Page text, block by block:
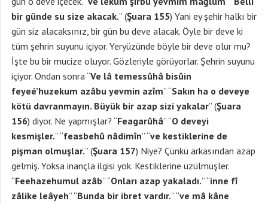
bir günde su size akacak.” (Şuara 155) Yani ey şehir halkı bir
gün siz alacaksınız, bir gün bu deve alacak. Öyle bir deve ki
tüm şehrin suyunu içiyor. Yeryüzünde böyle bir deve olur mu?
İşte bu bir mucize oluyor. Gözleriyle görüyorlar. Şehrin suyunu
içiyor. Ondan sonra “Ve lâ temessûhâ bisûin
feyeé’huzekum azâbu yevmin azîm” “Sakın ha o deveye
kötü davranmayın. Büyük bir azap sizi yakalar” (Şuara
156) diyor. Ne yapmışlar? “Feagarûhâ” “O deveyi
kesmişler.” “feasbehû nâdimîn” “ve kestiklerine de
pişman olmuşlar.” (Şuara 157) Niye? Çünkü arkasından azap
gelmiş. Yoksa inançla ilgisi yok. Kestiklerine üzülmüşler.
“Feehazehumul azâb” “Onları azap yakaladı.” “inne fî
zâlike leâyeh” “Bunda bir ibret vardır.” “ve mâ kâne